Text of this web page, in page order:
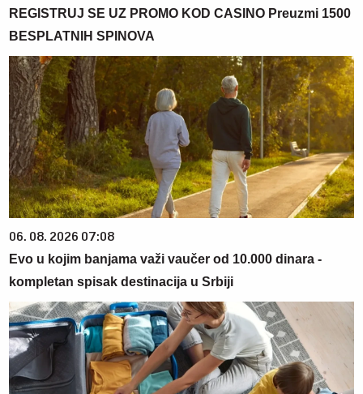
REGISTRUJ SE UZ PROMO KOD CASINO Preuzmi 1500
BESPLATNIH SPINOVA
06. 08. 2026 07:08
Evo u kojim banjama važi vaučer od 10.000 dinara -
kompletan spisak destinacija u Srbiji